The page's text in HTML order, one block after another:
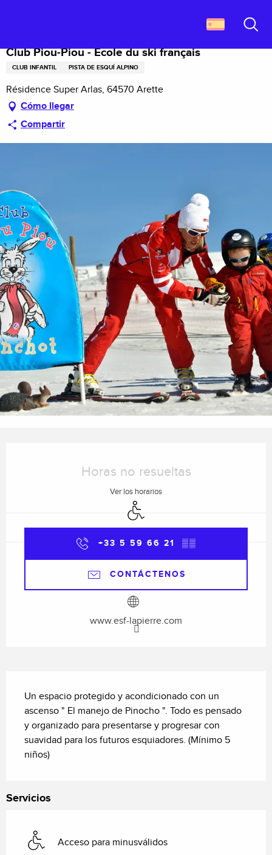
principal
Club Piou-Piou - Ecole du ski français
CLUB INFANTIL PISTA DE ESQUÍ ALPINO
Résidence Super Arlas, 64570 Arette
Cómo llegar
Compartir
Horas no resueltas
Ver los horarios
Acceso para minusválidos
+33 5 59 66 21 ▒▒
CONTÁCTENOS
www.esf-lapierre.com
Un espacio protegido y acondicionado con un
ascenso " El manejo de Pinocho ". Todo es pensado
y organizado para presentarse y progresar con
suavidad para los futuros esquiadores. (Mínimo 5
niños)
Servicios
Acceso para minusválidos